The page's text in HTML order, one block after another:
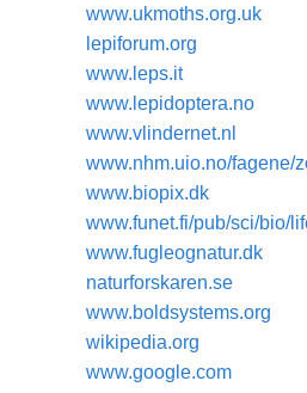
www.ukmoths.org.uk
lepiforum.org
www.leps.it
www.lepidoptera.no
www.vlindernet.nl
www.nhm.uio.no/fagene/
www.biopix.dk
www.funet.fi/pub/sci/bio/
www.fugleognatur.dk
naturforskaren.se
www.boldsystems.org
wikipedia.org
www.google.com